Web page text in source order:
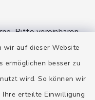
wir auf dieser Website
ermöglichen besser zu
wird. So können wir
Ihre erteilte Einwilligung
Bitte vereinbaren